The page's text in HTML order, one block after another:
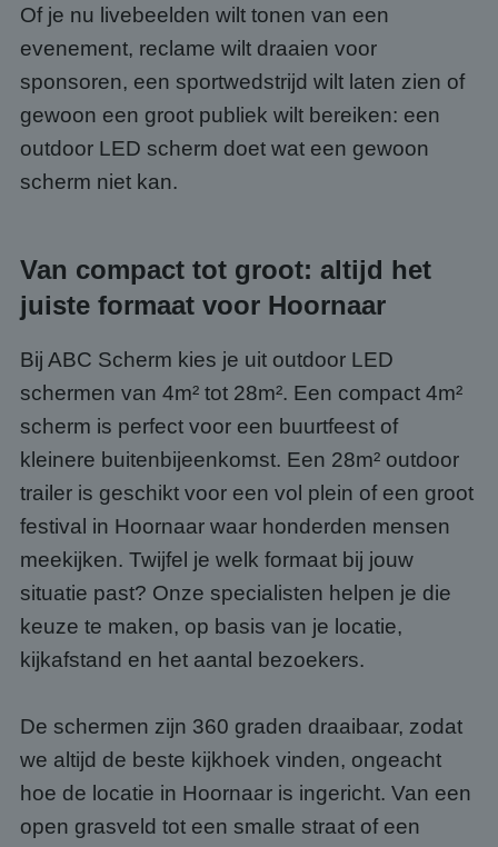
Of je nu livebeelden wilt tonen van een
evenement, reclame wilt draaien voor
sponsoren, een sportwedstrijd wilt laten zien of
gewoon een groot publiek wilt bereiken: een
outdoor LED scherm doet wat een gewoon
scherm niet kan.
Van compact tot groot: altijd het
juiste formaat voor Hoornaar
Bij ABC Scherm kies je uit outdoor LED
schermen van 4m² tot 28m². Een compact 4m²
scherm is perfect voor een buurtfeest of
kleinere buitenbijeenkomst. Een 28m² outdoor
trailer is geschikt voor een vol plein of een groot
festival in Hoornaar waar honderden mensen
meekijken. Twijfel je welk formaat bij jouw
situatie past? Onze specialisten helpen je die
keuze te maken, op basis van je locatie,
kijkafstand en het aantal bezoekers.
De schermen zijn 360 graden draaibaar, zodat
we altijd de beste kijkhoek vinden, ongeacht
hoe de locatie in Hoornaar is ingericht. Van een
open grasveld tot een smalle straat of een